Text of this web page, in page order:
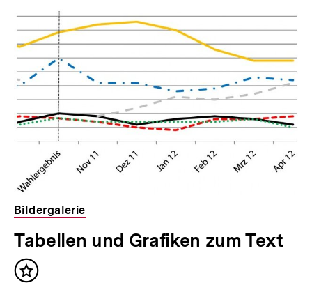
Bildergalerie
Tabellen und Grafiken zum Text
Inhalt